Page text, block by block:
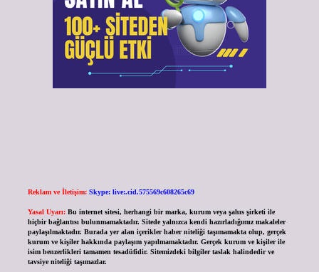
Reklam ve İletişim: Skype: live:.cid.575569c608265c69
Yasal Uyarı: Bu internet sitesi, herhangi bir marka, kurum veya şahıs şirketi ile
hiçbir bağlantısı bulunmamaktadır. Sitede yalnızca kendi hazırladığımız makaleler
paylaşılmaktadır. Burada yer alan içerikler haber niteliği taşımamakta olup, gerçek
kurum ve kişiler hakkında paylaşım yapılmamaktadır. Gerçek kurum ve kişiler ile
isim benzerlikleri tamamen tesadüfidir. Sitemizdeki bilgiler taslak halindedir ve
tavsiye niteliği taşımazlar.